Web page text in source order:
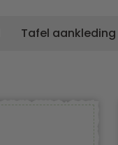
Tafel aankleding